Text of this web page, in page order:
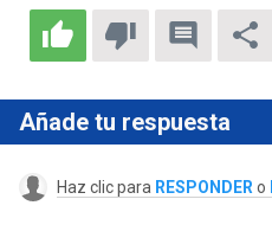
Añade tu respuesta
Haz clic para RESPONDER o